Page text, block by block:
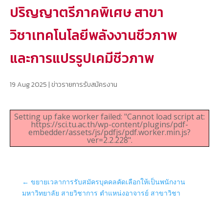
ปริญญาตรีภาคพิเศษ สาขา
วิชาเทคโนโลยีพลังงานชีวภาพ
และการแปรรูปเคมีชีวภาพ
19 Aug 2025|ข่าวรายการรับสมัครงาน
Setting up fake worker failed: "Cannot load script at:
https://sci.tu.ac.th/wp-content/plugins/pdf-
embedder/assets/js/pdfjs/pdf.worker.min.js?
ver=2.2.228".
← ขยายเวลาการรับสมัครบุคคลคัดเลือกให้เป็นพนักงาน
มหาวิทยาลัย สายวิชาการ ตำแหน่งอาจารย์ สาขาวิชา